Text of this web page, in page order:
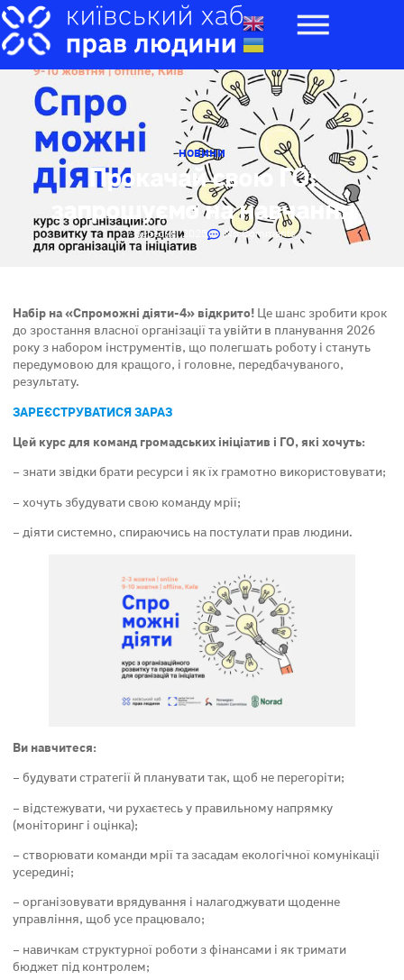
НОВИНИ
Прокачай свою ГО:
запрошуємо на навчання
7 Вересня, 2025 No Comments
Набір на «Спроможні діяти-4» відкрито!
Це шанс зробити крок
до зростання власної організації та увійти в планування 2026
року з набором інструментів, що полегшать роботу і стануть
передумовою для кращого, і головне, передбачуваного,
результату.
ЗАРЕЄСТРУВАТИСЯ ЗАРАЗ
Цей курс для команд громадських ініціатив і ГО, які хочуть:
– знати звідки брати ресурси і як їх грамотно використовувати;
– хочуть збудувати свою команду мрії;
– діяти системно, спираючись на постулати прав людини.
Ви навчитеся:
– будувати стратегії й планувати так, щоб не перегоріти;
– відстежувати, чи рухаєтесь у правильному напрямку
(моніторинг і оцінка);
– створювати команди мрії та засадам екологічної комунікації
усередині;
– організовувати врядування і налагоджувати щоденне
управління, щоб усе працювало;
– навичкам структурної роботи з фінансами і як тримати
бюджет під контролем;